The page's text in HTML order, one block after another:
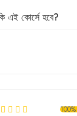
এই কোর্সে হবে?
100%